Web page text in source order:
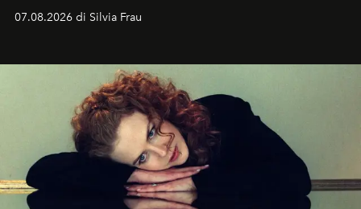
cognizione del tempo. Ma con quadranti così
07.08.2026 di Silvia Frau